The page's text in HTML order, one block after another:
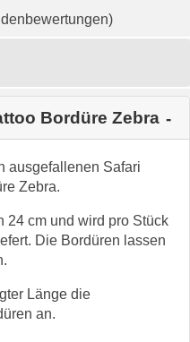
Bordüre Zebra
ausgefallenen Safari
Zebra.
24 cm und wird pro Stück
Die Bordüren lassen
Länge die
an.